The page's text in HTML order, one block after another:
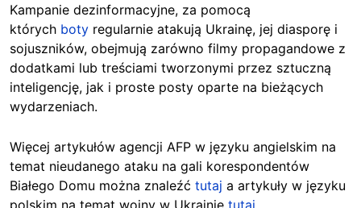
Kampanie dezinformacyjne, za pomocą
których boty regularnie atakują Ukrainę, jej diasporę i
sojuszników, obejmują zarówno filmy propagandowe z
dodatkami lub treściami tworzonymi przez sztuczną
inteligencję, jak i proste posty oparte na bieżących
wydarzeniach.
Więcej artykułów agencji AFP w języku angielskim na
temat nieudanego ataku na gali korespondentów
Białego Domu można znaleźć tutaj a artykuły w języku
polskim na temat wojny w Ukrainie tutaj.